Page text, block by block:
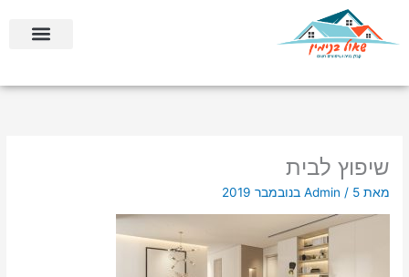
שיפוץ לבית
מאת Admin / 5 בנובמבר 2019